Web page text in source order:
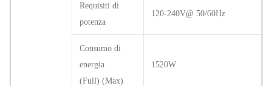
Requisiti di
potenza
120-240V@ 50/60Hz
Consumo di
energia
(Full) (Max)
1520W